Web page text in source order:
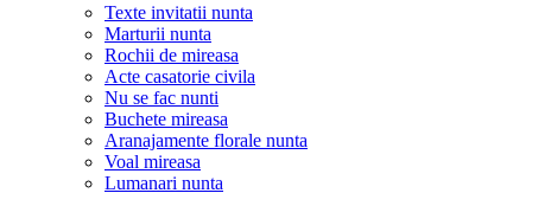
Texte invitatii nunta
Marturii nunta
Rochii de mireasa
Acte casatorie civila
Nu se fac nunti
Buchete mireasa
Aranajamente florale nunta
Voal mireasa
Lumanari nunta